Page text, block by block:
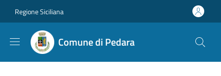
Regione Siciliana
Comune di Pedara